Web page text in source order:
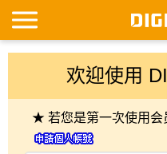
欢迎使用
★ 若您是第一次使用会